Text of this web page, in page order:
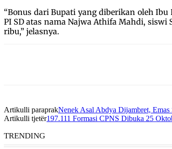
“Bonus dari Bupati yang diberikan oleh
PI SD atas nama Najwa Athifa Mahdi,
ribu,” jelasnya.
Artikulli paraprakNenek Asal Abdya Dijambret, Emas
Artikulli tjetër197.111 Formasi CPNS Dibuka 25
TRENDING